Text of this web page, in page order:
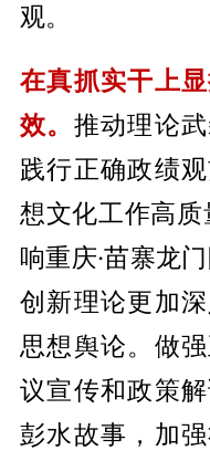
观。
在真抓实干上
效。 推动理论
践行正确政绩
想文化工作高质
响重庆·苗寨龙
创新理论更加
思想舆论。做
议宣传和政策
彭水故事，加